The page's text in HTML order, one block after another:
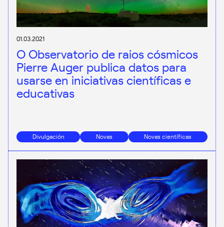
01.03.2021
O Observatorio de raios cósmicos
Pierre Auger publica datos para
usarse en iniciativas científicas e
educativas
Divulgación Novas Novas científicas